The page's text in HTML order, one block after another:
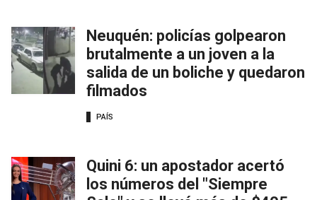
Neuquén: policías golpearon
brutalmente a un joven a la
salida de un boliche y quedaron
filmados
PAÍS
Quini 6: un apostador acertó
los números del "Siempre